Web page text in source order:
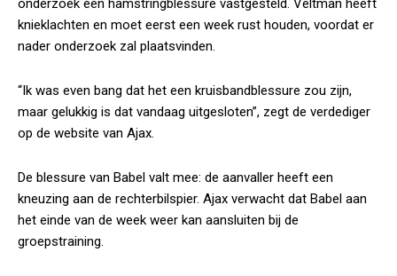
onderzoek een hamstringblessure vastgesteld. Veltman heeft
knieklachten en moet eerst een week rust houden, voordat er
nader onderzoek zal plaatsvinden.
“Ik was even bang dat het een kruisbandblessure zou zijn,
maar gelukkig is dat vandaag uitgesloten”, zegt de verdediger
op de website van Ajax.
De blessure van Babel valt mee: de aanvaller heeft een
kneuzing aan de rechterbilspier. Ajax verwacht dat Babel aan
het einde van de week weer kan aansluiten bij de
groepstraining.